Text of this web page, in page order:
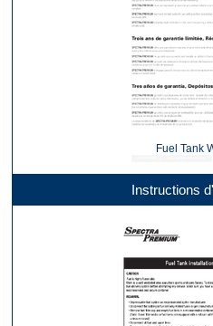
Fuel Tank
Instructions